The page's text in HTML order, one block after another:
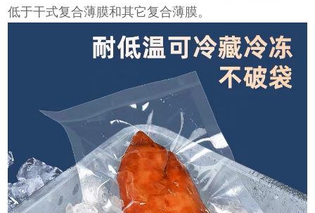
低于干式复合薄膜和其它复合薄膜。